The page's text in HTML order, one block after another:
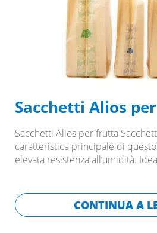
Sacchetti Alios
Sacchetti Alios per frutta
caratteristica principale di
elevata resistenza all’umidità.
CONTINUA A